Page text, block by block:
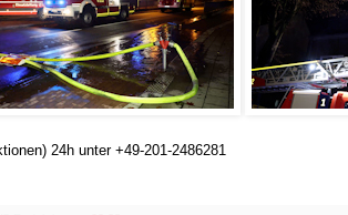
24h unter +49-201-2486281